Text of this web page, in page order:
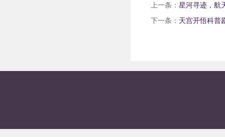
上一条： 星河寻迹，航
下一条： 天宫开悟科